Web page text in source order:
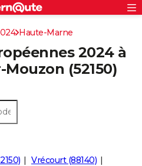
Haute-Marne
2024 à
(52150)
Vrécourt (88140)